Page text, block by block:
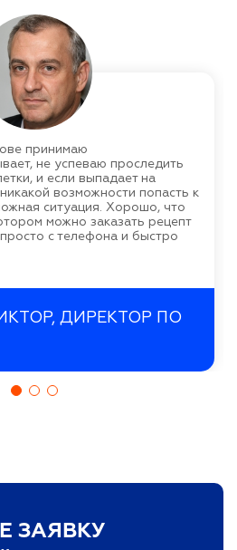
принимаю
не успеваю проследить
и если выпадает на
возможности попасть к
ситуация. Хорошо, что
можно заказать рецепт
с телефона и быстро
ДИРЕКТОР ПО
ЗАЯВКУ